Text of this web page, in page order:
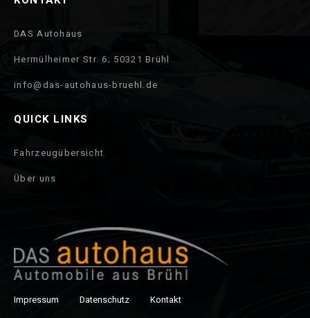
DAS Autohaus
Hermülheimer Str. 6; 50321 Brühl
info@das-autohaus-bruehl.de
QUICK LINKS
Fahrzeugübersicht
Über uns
Impressum Datenschutz Kontakt